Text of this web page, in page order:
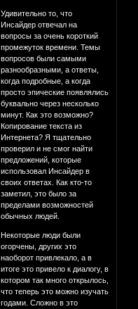
Удивительно то, что
Инсайдер отвечал на
вопросы за очень короткий
промежуток времени. Темы
вопросов были самыми
разнообразными, а ответы,
когда подробные, а когда
просто эпические появлялись
буквально через несколько
минут. Как это возможно?
Копирование текста из
Интернета? Я тщательно
проверил и не смог найти
предложений, которые
использовал Инсайдер в
своих ответах. Как кто-то
заметил, это было за
пределами возможностей
обычных людей.
Некоторые люди были
огорчены, других это
наоборот привлекало, а в
итоге это привело к диалогу, в
котором так много открылось,
что теперь это можно изучать
годами. Сложно в это